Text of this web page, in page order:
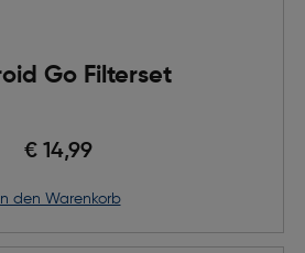
Go Filterset
€ 14,99
in den Warenkorb